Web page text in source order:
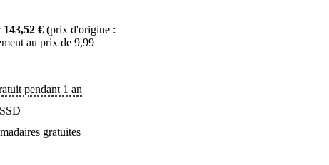
143,52 € (prix d'origine :
au prix de 9,99
pendant 1 an
gratuites